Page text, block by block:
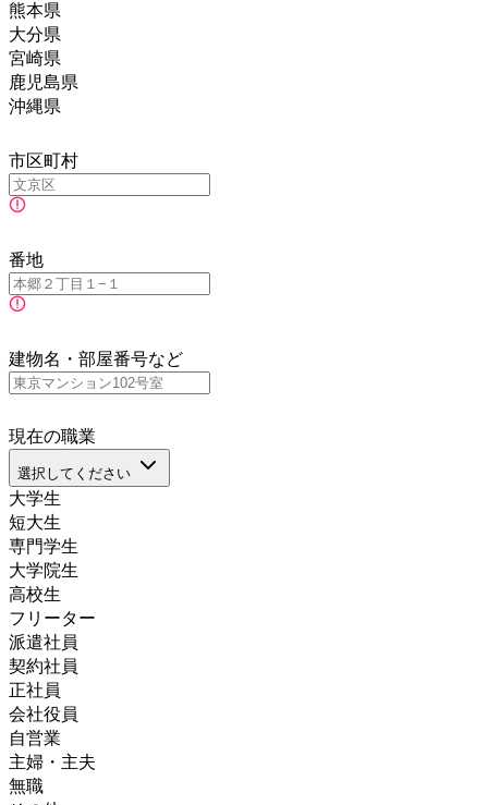
熊本県
大分県
宮崎県
鹿児島県
沖縄県
市区町村
番地
建物名・部屋番号など
現在の職業
選択してください
大学生
短大生
専門学生
大学院生
高校生
フリーター
派遣社員
契約社員
正社員
会社役員
自営業
主婦・主夫
無職